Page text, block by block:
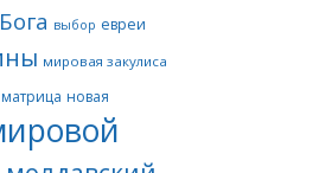
выбор евреи
мировая закулиса
новая